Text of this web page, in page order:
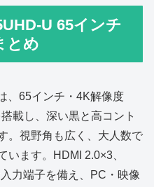
U 65インチ
とめ
、65インチ・4K解像度
載し、深い黒と高コント
。視野角も広く、大人数で
います。HDMI 2.0×3、
力端子を備え、PC・映像